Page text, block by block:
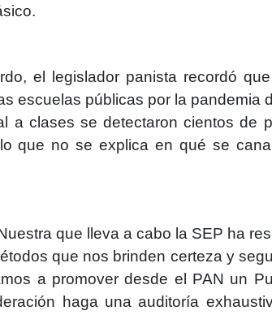
el legislador panista recordó
escuelas públicas por la pandemia
a clases se detectaron cientos de
que no se explica en qué se
que lleva a cabo la SEP ha
que nos brinden certeza y
a promover desde el PAN un
haga una auditoría